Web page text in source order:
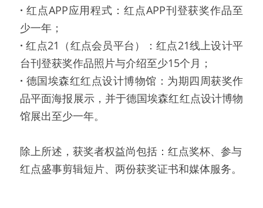
· 红点APP应用程式：红点APP刊登获奖作品至
少一年；
· 红点21（红点会员平台）：红点21线上设计平
台刊登获奖作品照片与介绍至少15个月；
· 德国埃森红红点设计博物馆：为期四周获奖作
品平面海报展示，并于德国埃森红红点设计博物
馆展出至少一年。
除上所述，获奖者权益尚包括：红点奖杯、参与
红点盛事剪辑短片、两份获奖证书和媒体服务。